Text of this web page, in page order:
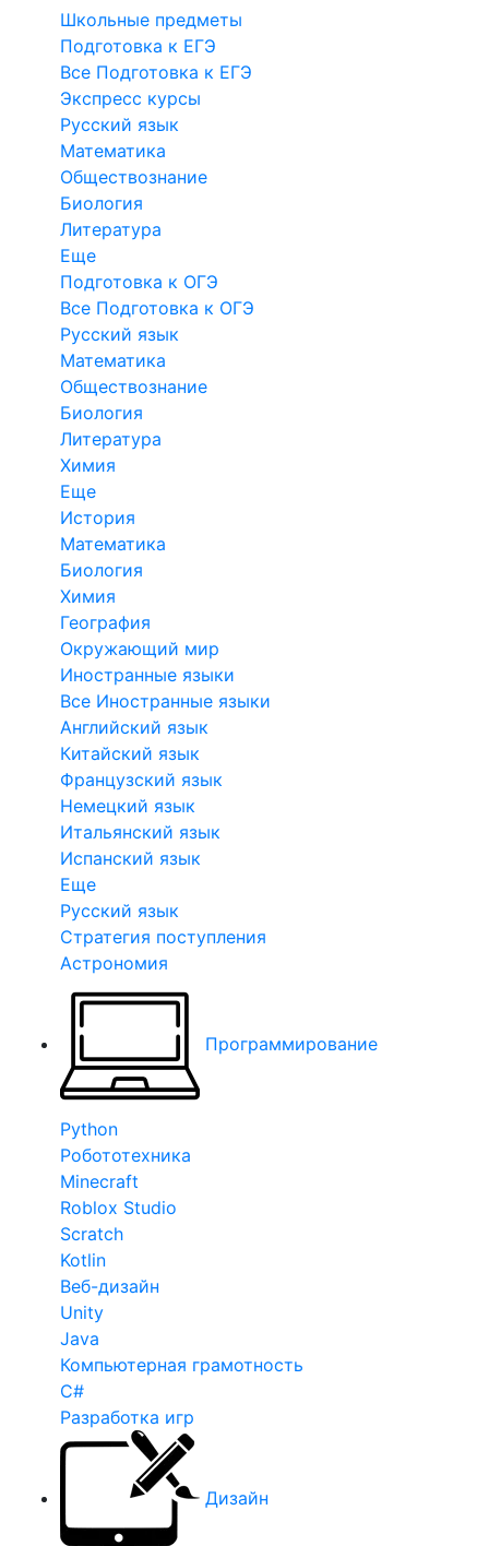
Школьные предметы
Подготовка к ЕГЭ
Все Подготовка к ЕГЭ
Экспресс курсы
Русский язык
Математика
Обществознание
Биология
Литература
Еще
Подготовка к ОГЭ
Все Подготовка к ОГЭ
Русский язык
Математика
Обществознание
Биология
Литература
Химия
Еще
История
Математика
Биология
Химия
География
Окружающий мир
Иностранные языки
Все Иностранные языки
Английский язык
Китайский язык
Французский язык
Немецкий язык
Итальянский язык
Испанский язык
Еще
Русский язык
Стратегия поступления
Астрономия
Программирование
Python
Робототехника
Minecraft
Roblox Studio
Scratch
Kotlin
Веб-дизайн
Unity
Java
Компьютерная грамотность
C#
Разработка игр
Дизайн